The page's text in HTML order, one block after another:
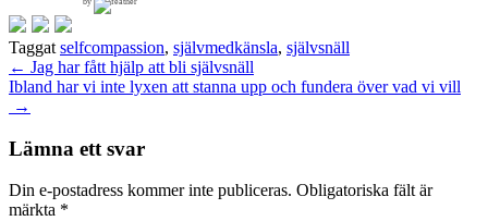
Taggat selfcompassion, självmedkänsla, självsnäll
Inläggsnavigering
← Jag har fått hjälp att bli självsnäll
Ibland har vi inte lyxen att stanna upp och fundera över vad vi vill
→
Lämna ett svar
Din e-postadress kommer inte publiceras. Obligatoriska fält är
märkta *